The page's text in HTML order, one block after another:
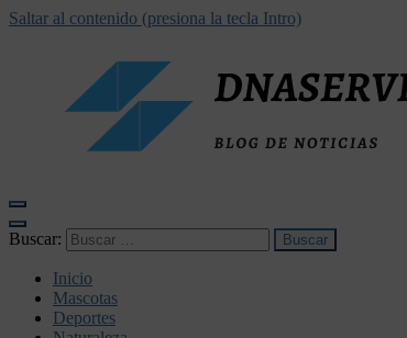
Saltar al contenido (presiona la tecla Intro)
Buscar:
Inicio
Mascotas
Deportes